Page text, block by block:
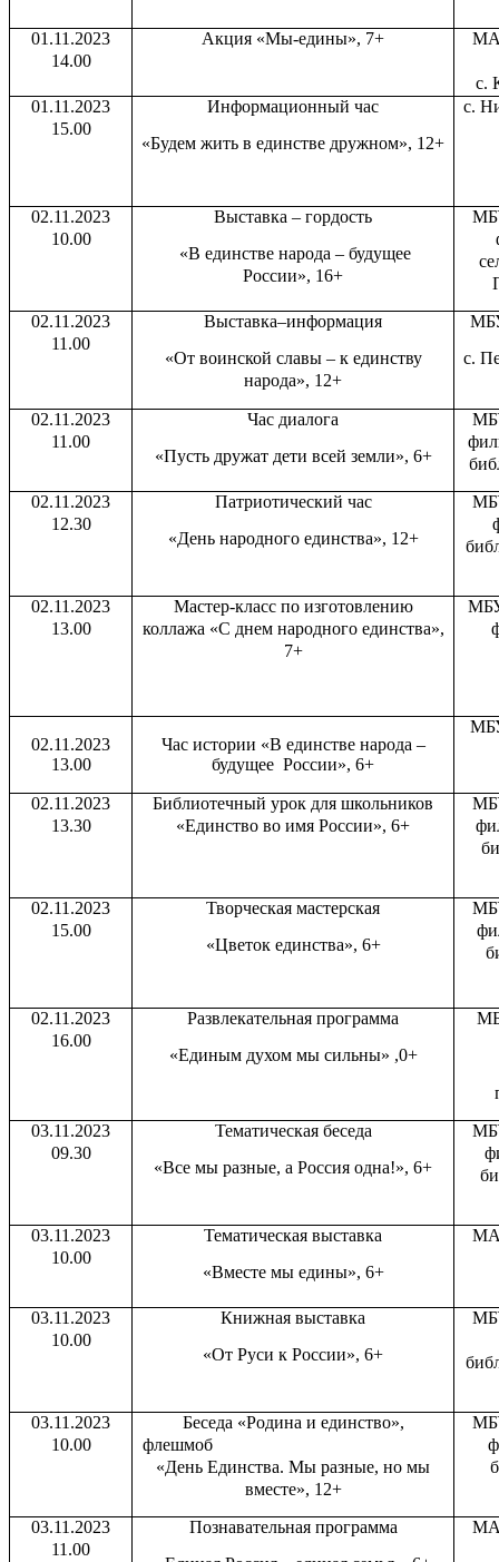
01.11.2023
14.00
Акция «Мы-едины», 7+
с.
01.11.2023
15.00
Информационный час
«Будем жить в единстве дружном», 12+
с.
02.11.2023
10.00
Выставка – гордость
«В единстве народа – будущее
России», 16+
02.11.2023
11.00
Выставка–информация
«От воинской славы – к единству
народа», 12+
с.
02.11.2023
11.00
Час диалога
«Пусть дружат дети всей земли», 6+
02.11.2023
12.30
Патриотический час
«День народного единства», 12+
02.11.2023
13.00
Мастер-класс по изготовлению
коллажа «С днем народного единства»,
7+
02.11.2023
13.00
Час истории «В единстве народа –
будущее России», 6+
02.11.2023
13.30
Библиотечный урок для школьников
«Единство во имя России», 6+
02.11.2023
15.00
Творческая мастерская
«Цветок единства», 6+
02.11.2023
16.00
Развлекательная программа
«Единым духом мы сильны» ,0+
03.11.2023
09.30
Тематическая беседа
«Все мы разные, а Россия одна!», 6+
03.11.2023
10.00
Тематическая выставка
«Вместе мы едины», 6+
03.11.2023
10.00
Книжная выставка
«От Руси к России», 6+
03.11.2023
10.00
Беседа «Родина и единство»,
флешмоб
«День Единства. Мы разные, но мы
вместе», 12+
03.11.2023
11.00
Познавательная программа